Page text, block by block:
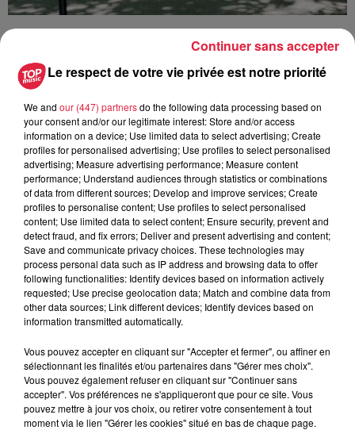
Date
du 13 octobre 2019 à 0h00
au13 octobre 2019 à 0h00
Lieu Cinéma CGR - COLMAR (68)
Organisateur
https://festival-film.colmar.fr/monde-
normal-avant-premiere
Tarif Gratuit
Le respect de votre vie privée est notre priorité
We and our (447) partnersdo the following data processing based on
your consent and/or our legitimate interest: Store and/or access
information on a device; Use limited data to select advertising; Create
profiles for personalised advertising; Use profiles to select personalised
advertising; Measure advertising performance; Measure content
performance; Understand audiences through statistics or combinations
of data from different sources; Develop and improve services; Create
profiles to personalise content; Use profiles to select personalised
content; Use limited data to select content; Ensure security, prevent and
detect fraud, and fix errors; Deliver and present advertising and content;
Save and communicate privacy choices. These technologies may
process personal data such as IP address and browsing data to offer
following functionalities: Identify devices based on information actively
requested; Use precise geolocation data; Match and combine data from
other data sources; Link different devices; Identify devices based on
information transmitted automatically.
Vous pouvez accepter en cliquant sur "Accepter et fermer", ou affiner en
sélectionnant les finalités et/ou partenaires dans "Gérer mes choix".
Vous pouvez également refuser en cliquant sur "Continuer sans
accepter". Vos préférences ne s'appliqueront que pour ce site. Vous
pouvez mettre à jour vos choix, ou retirer votre consentement à tout
moment via le lien "Gérer les cookies" situé en bas de chaque page.
Continuer sans accepter